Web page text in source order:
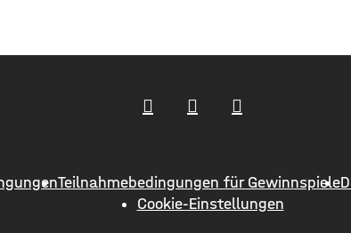
seit März wegen
wurde verbreitert, ein
geklaut worden. Am
KTM im Wert von
Teilnahmebedingungen für Gewinnspiele
Cookie-Einstellungen